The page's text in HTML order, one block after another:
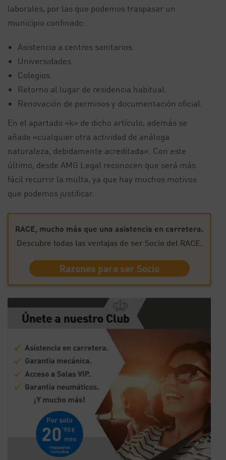
laborales, por las que podemos traspasar un
municipio confinado:
Asistencia a centros sanitarios.
Universidades.
Colegios.
Retorno al lugar de residencia habitual.
Renovación de permisos y documentación oficial.
En el apartado «k» de dicho artículo, además se
añade «cualquier otra actividad de análoga
naturaleza, debidamente acreditada». Con este
último, desde AMG Legal reconocen que será más
fácil recurrir la multa, ya que hay muchos motivos
que podemos justificar.
RACE, mucho más que una asistencia en carretera.
Descubre todas las ventajas de ser Socio del RACE.
Razones para ser Socio